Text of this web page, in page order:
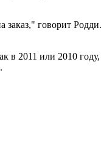
заказ," говорит
в 2011 или 2010